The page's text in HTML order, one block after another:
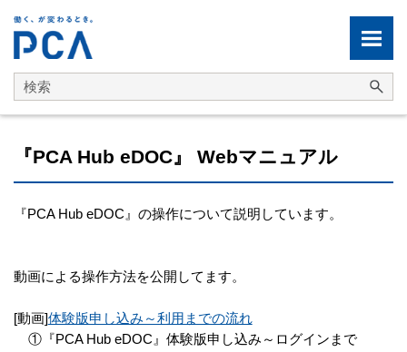
『PCA Hub eDOC』 Webマニュアル
『PCA Hub eDOC』の操作について説明しています。
動画による操作方法を公開してます。
[動画]体験版申し込み～利用までの流れ
①『PCA Hub eDOC』体験版申し込み～ログインまで